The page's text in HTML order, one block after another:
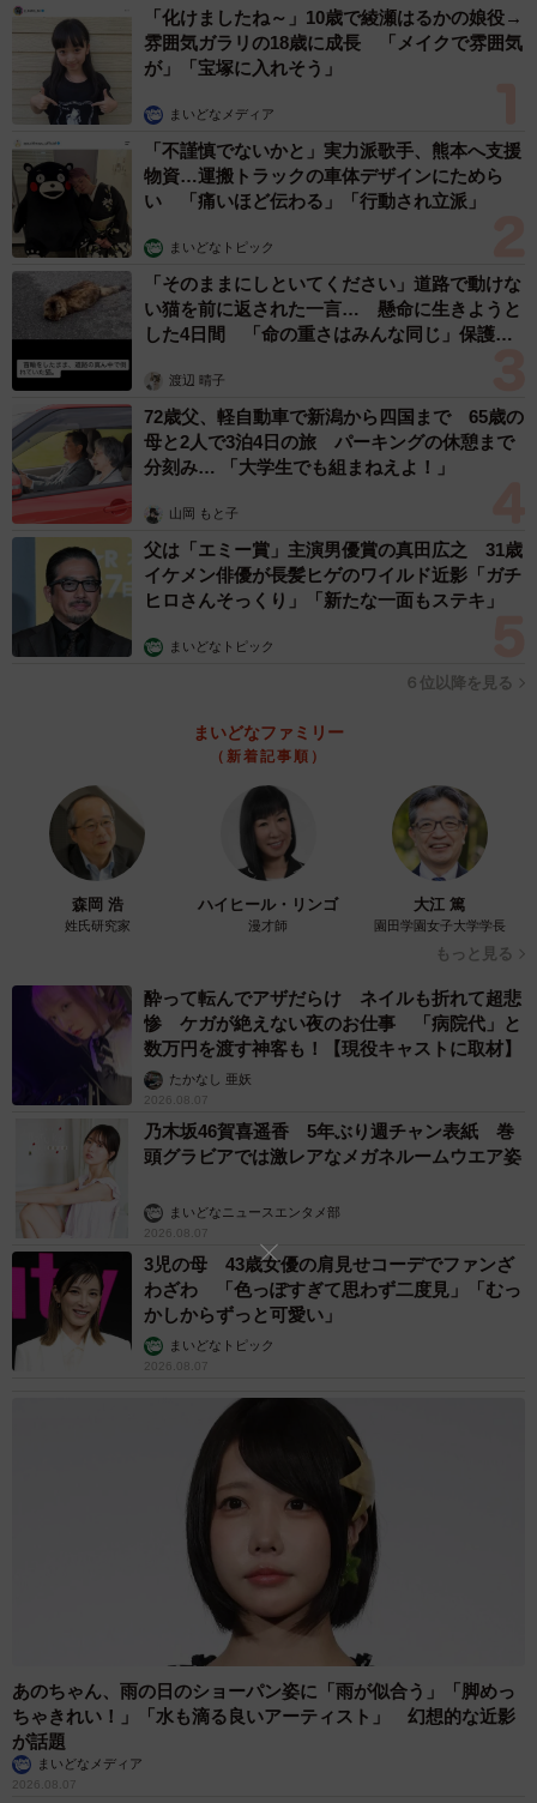
その後、黒猫クロさんは母猫出産時のことを「マンガ」に
描き、Xに投稿。
改めて当時のことを伺ったところ、「猫のお産に立ち会う
なんて初めてのことだったので、無事に生まれるか、とに
かく心配で怖かったです」と語る。
「獣医さんは、猫は安産が多いから大丈夫とおっしゃって
いましたが、へその緒が首に絡みついて窒息したり、途中
で詰まって出てこなくなったり、死産で体内に残った場合
は即手術しないと母体も危険といった、万が一のケースも
説明してくださったので、8匹全員が出てくるまで生きた心
地がしませんでした…」（黒猫クロさん）
役立ったアドバイスと、後悔したこと
さらに大きな壁となったのが、保護直後だった母猫が全く
懐いておらず、子猫を守るため、警戒心全開だったこと
だ。
4/24
産箱の中から威嚇する母猫さん（画像提供：黒猫クロさん）
「出産中は部屋の外で待機していましたが、高い鳴き声が
上がるたび、異変がないか不安でした。獣医さんやXでみな
さんがおっしゃっていた通り、出産後は出血と洋水で産箱
はぐちゃぐちゃで、事前に準備していたたくさんのタオル
や布が役立ちました。
出産後も母猫が警戒しており、トイレ掃除以外に母子の体
調をほとんど確認できなかったのですが、本当は見たかっ
たです…。出産前にペットカメラを買っておけばよかった
「化けましたね～」10歳で綾瀬はるかの娘役→
雰囲気ガラリの18歳に成長 「メイクで雰囲気
が」「宝塚に入れそう」
まいどなメディア
「不謹慎でないかと」実力派歌手、熊本へ支援
物資…運搬トラックの車体デザインにためら
い 「痛いほど伝わる」「行動され立派」
まいどなトピック
「そのままにしといてください」道路で動けな
い猫を前に返された一言… 懸命に生きようと
した4日間 「命の重さはみんな同じ」保護団
渡辺 晴子
72歳父、軽自動車で新潟から四国まで 65歳の
母と2人で3泊4日の旅 パーキングの休憩まで
分刻み… 「大学生でも組まねえよ！」
山岡 もと子
父は「エミー賞」主演男優賞の真田広之 31歳
イケメン俳優が長髪ヒゲのワイルド近影「ガチ
ヒロさんそっくり」「新たな一面もステキ」
まいどなトピック
６位以降を見る
まいどなファミリー
（新着記事順）
森岡 浩
姓氏研究家
ハイヒール・リンゴ
漫才師
大江 篤
園田学園女子大学学長
もっと見る
酔って転んでアザだらけ ネイルも折れて超悲
惨 ケガが絶えない夜のお仕事 「病院代」と
数万円を渡す神客も！【現役キャストに取材】
たかなし 亜妖
2026.08.07
乃木坂46賀喜遥香 5年ぶり週チャン表紙 巻
頭グラビアでは激レアなメガネルームウエア姿
まいどなニュースエンタメ部
2026.08.07
3児の母 43歳女優の肩見せコーデでファンざ
わざわ 「色っぽすぎて思わず二度見」「むっ
かしからずっと可愛い」
まいどなトピック
2026.08.07
あのちゃん、雨の日のショーパン姿に「雨が似合う」「脚めっ
ちゃきれい！」「水も滴る良いアーティスト」 幻想的な近影
が話題
まいどなメディア
2026.08.07